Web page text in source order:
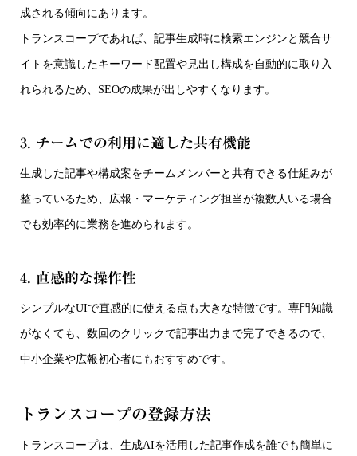
成される傾向にあります。
トランスコープであれば、記事生成時に検索エンジンと競合サ
イトを意識したキーワード配置や見出し構成を自動的に取り入
れられるため、SEOの成果が出しやすくなります。
3. チームでの利用に適した共有機能
生成した記事や構成案をチームメンバーと共有できる仕組みが
整っているため、広報・マーケティング担当が複数人いる場合
でも効率的に業務を進められます。
4. 直感的な操作性
シンプルなUIで直感的に使える点も大きな特徴です。専門知識
がなくても、数回のクリックで記事出力まで完了できるので、
中小企業や広報初心者にもおすすめです。
トランスコープの登録方法
トランスコープは、生成AIを活用した記事作成を誰でも簡単に